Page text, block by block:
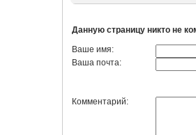
Данную страницу никто не
Ваше имя:
Ваша почта:
Комментарий: